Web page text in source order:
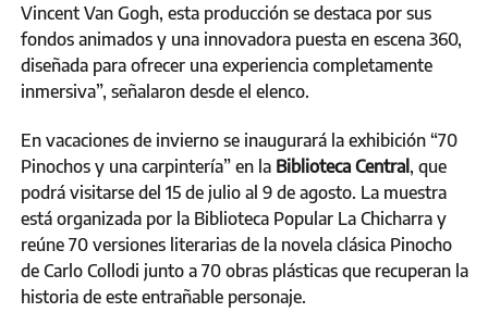
Vincent Van Gogh, esta producción se destaca por sus
fondos animados y una innovadora puesta en escena 360,
diseñada para ofrecer una experiencia completamente
inmersiva”, señalaron desde el elenco.
En vacaciones de invierno se inaugurará la exhibición “70
Pinochos y una carpintería” en la Biblioteca Central, que
podrá visitarse del 15 de julio al 9 de agosto. La muestra
está organizada por la Biblioteca Popular La Chicharra y
reúne 70 versiones literarias de la novela clásica Pinocho
de Carlo Collodi junto a 70 obras plásticas que recuperan la
historia de este entrañable personaje.